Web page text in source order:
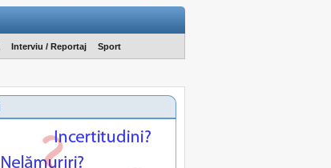
Interviu / Reportaj Sport